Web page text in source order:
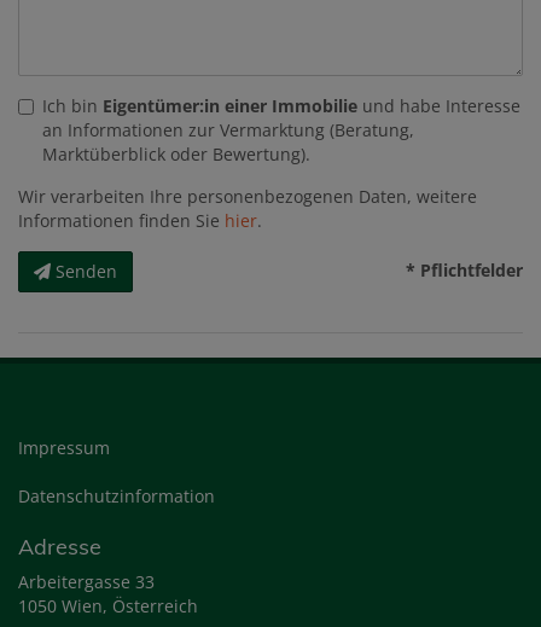
Ich bin Eigentümer:in einer Immobilie und habe Interesse
an Informationen zur Vermarktung (Beratung,
Marktüberblick oder Bewertung).
Wir verarbeiten Ihre personenbezogenen Daten, weitere
Informationen finden Sie hier.
Senden * Pflichtfelder
Impressum
Datenschutzinformation
Adresse
Arbeitergasse 33
1050 Wien, Österreich